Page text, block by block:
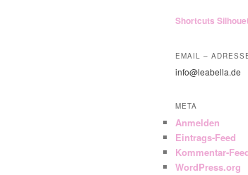
Shortcuts
EMAIL –
info@leabella.de
META
Anmelden
Eintrags-Feed
Kommentar-
WordPress.org